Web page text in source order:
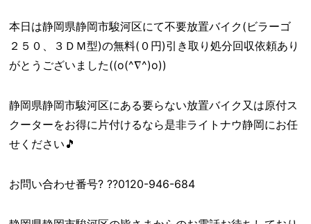
本日は静岡県静岡市駿河区にて不要放置バイク(ビラーゴ
２５０、３ＤＭ型)の無料(０円)引き取り処分回収依頼あり
がとうございました((o(^∇^)o))
静岡県静岡市駿河区にある要らない放置バイク又は原付ス
クーターをお得に片付けるなら是非ライトナウ静岡にお任
せください🎵
お問い合わせ番号? ??0120-946-684